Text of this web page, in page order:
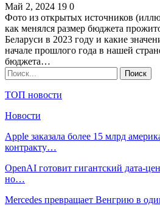
Май 2, 2024 19 0
Фото из открытых источников
как менялся размер бюджета
Беларуси в 2023 году и какие
начале прошлого года в нашей
бюджета…
ТОП новости
Новости
Apple заказала более 15 млрд
контракту…
OpenAI готовит гигантский дата-
но…
Mercedes превращает Венгрию в